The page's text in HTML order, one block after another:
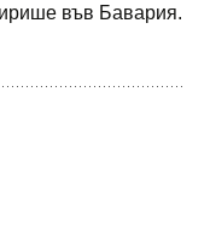
във Бавария.